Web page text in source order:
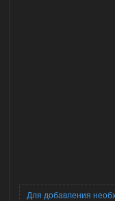
Для добавления